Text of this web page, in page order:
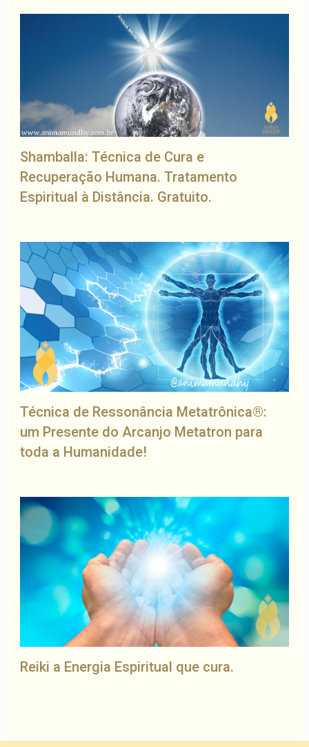
Shamballa: Técnica de Cura e
Recuperação Humana. Tratamento
Espiritual à Distância. Gratuito.
Técnica de Ressonância Metatrônica®:
um Presente do Arcanjo Metatron para
toda a Humanidade!
Reiki a Energia Espiritual que cura.